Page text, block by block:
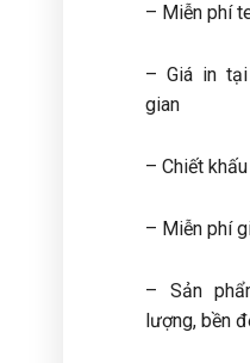
– Miễn phí
– Giá in tại
gian
– Chiết
– Miễn phí
– Sản
lượng, bền